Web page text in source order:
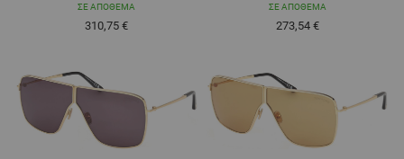
ΣΕ ΑΠΌΘΕΜΑ
310,75 €
ΣΕ ΑΠΌΘΕΜΑ
273,54 €